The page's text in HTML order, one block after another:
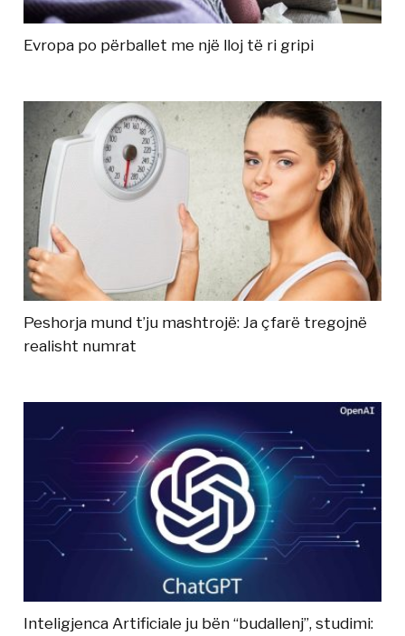
Evropa po përballet me një lloj të ri gripi
Peshorja mund t’ju mashtrojë: Ja çfarë tregojnë
realisht numrat
Inteligjenca Artificiale ju bën “budallenj”, studimi: